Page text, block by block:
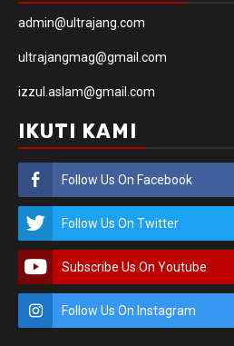
admin@ultrajang.com
ultrajangmag@gmail.com
izzul.aslam@gmail.com
IKUTI KAMI
Follow Us On Facebook
Follow Us On Twitter
Subscribe Us On Youtube
Follow Us On Instagram